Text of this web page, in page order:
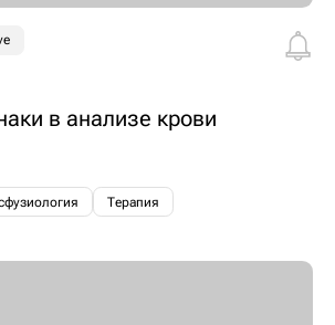
в анализе крови
Терапия